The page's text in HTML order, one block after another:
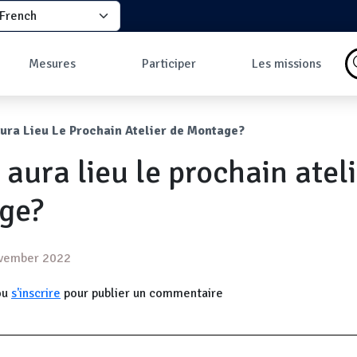
your language
Mesures
Les données
Carte des mesures
Tableau de bord
Mesures les plus
Participer
Comment prendre
Pourquoi rejoindre
la communauté ?
Développeurs
Les missions
Lieu Le Prochain Atelier de Montage?
aura lieu le prochain
2022
s'inscrire pour publier un commentaire